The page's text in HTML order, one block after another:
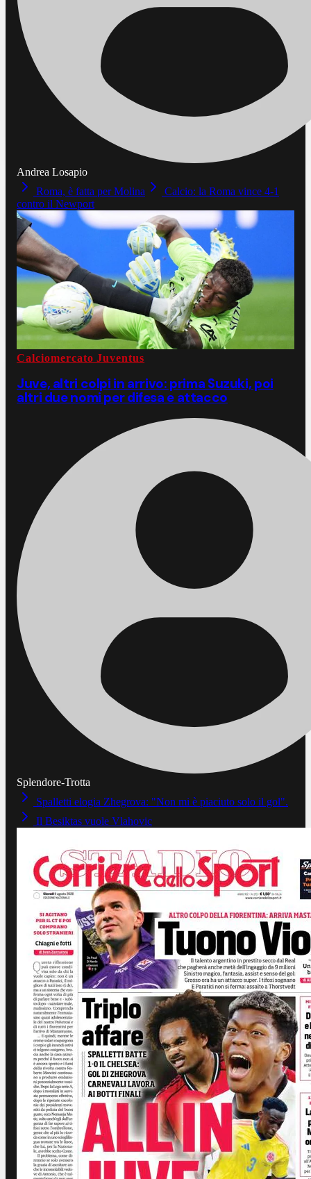
Andrea Losapio
Roma, è fatta per Molina
Calcio: la Roma vince 4-1
contro il Newport
Calciomercato Juventus
Juve, altri colpi in arrivo: prima Suzuki, poi
altri due nomi per difesa e attacco
Splendore-Trotta
Spalletti elogia Zhegrova: "Non mi è piaciuto solo il gol".
Il Besiktas vuole Vlahovic